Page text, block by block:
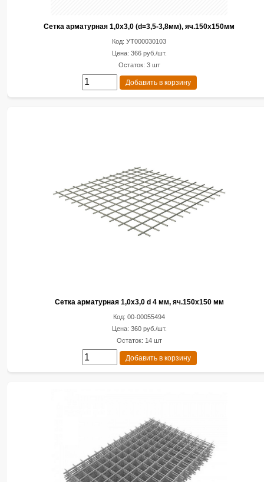
Сетка арматурная 1,0х3,0 (d=3,5-3,8мм), яч.150х150мм
Код: УТ000030103
Цена: 366 руб./шт.
Остаток: 3 шт
Добавить в корзину
Сетка арматурная 1,0х3,0 d 4 мм, яч.150х150 мм
Код: 00-00055494
Цена: 360 руб./шт.
Остаток: 14 шт
Добавить в корзину